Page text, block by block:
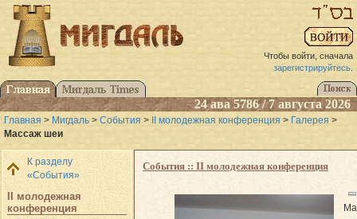
Чтобы войти, сначала
зарегистрируйтесь.
24 ава 5786 / 7 августа 2026
Главная > Мигдаль > События > II молодежная конференция > Галерея >
Массаж шеи
К разделу
«События»
II молодежная
конференция
События :: II молодежная конференция